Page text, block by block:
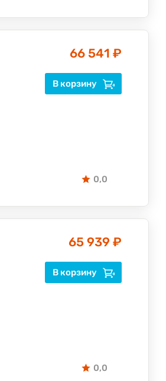
66 541 ₽
В корзину
0,0
65 939 ₽
В корзину
0,0